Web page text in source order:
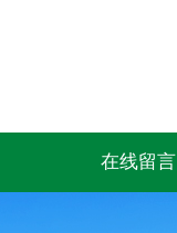
在线留言